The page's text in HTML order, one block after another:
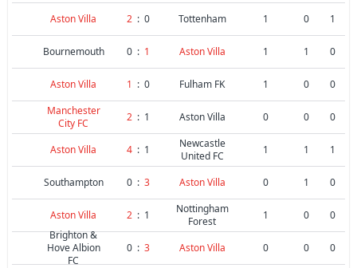
Aston Villa 2 : 0 Tottenham 1 0 1
Bournemouth 0 : 1 Aston Villa 1 1 0
Aston Villa 1 : 0 Fulham FK 1 0
0
Manchester
City FC
2 : 1 Aston Villa 0 0 0
Aston Villa 4 : 1
Newcastle
United FC
1 1 1
Southampton 0 : 3 Aston Villa 0 1 0
Aston Villa 2 : 1
Nottingham
Forest
1 0
0
Brighton &
Hove Albion
FC
0 : 3 Aston Villa 0 0 0